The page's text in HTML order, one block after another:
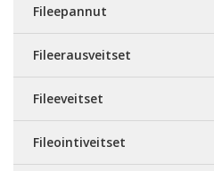
Fileepannut
Fileerausveitset
Fileeveitset
Fileointiveitset